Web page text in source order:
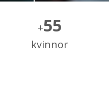
+55
kvinnor